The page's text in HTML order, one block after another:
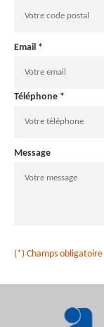
Email *
Téléphone *
Message
(*) Champs obligatoire